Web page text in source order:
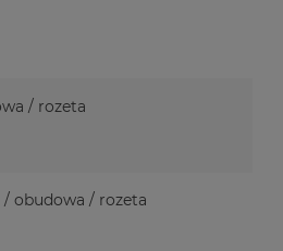
/ rozeta
obudowa / rozeta